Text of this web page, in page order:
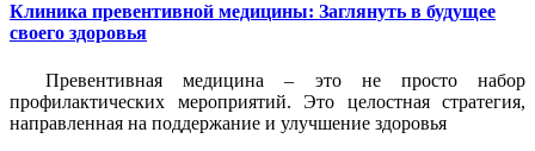
Клиника превентивной медицины: Заглянуть в будущее
своего здоровья
Превентивная медицина – это не просто набор
профилактических мероприятий. Это целостная стратегия,
направленная на поддержание и улучшение здоровья